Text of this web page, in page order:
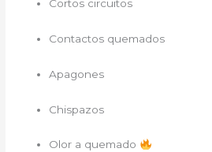
Cortos circuitos
Contactos quemados
Apagones
Chispazos
Olor a quemado